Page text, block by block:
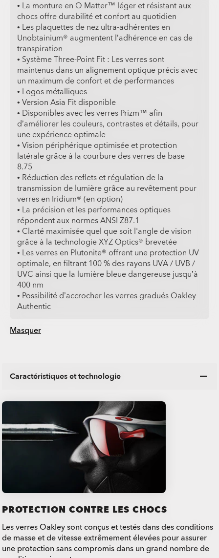
Masquer
• La monture en O Matter™ léger et résistant aux
chocs offre durabilité et confort au quotidien
• Les plaquettes de nez ultra-adhérentes en
Unobtainium® augmentent l’adhérence en cas de
transpiration
• Système Three-Point Fit : Les verres sont
maintenus dans un alignement optique précis avec
un maximum de confort et de performances
• Logos métalliques
• Version Asia Fit disponible
• Disponibles avec les verres Prizm™ afin
d’améliorer les couleurs, contrastes et détails, pour
une expérience optimale
• Vision périphérique optimisée et protection
latérale grâce à la courbure des verres de base
8.75
• Réduction des reflets et régulation de la
transmission de lumière grâce au revêtement pour
verres en Iridium® (en option)
• La précision et les performances optiques
répondent aux normes ANSI Z87.1
• Clarté maximisée quel que soit l'angle de vision
grâce à la technologie XYZ Optics® brevetée
• Les verres en Plutonite® offrent une protection UV
optimale, en filtrant 100 % des rayons UVA / UVB /
UVC ainsi que la lumière bleue dangereuse jusqu’à
400 nm
• Possibilité d’accrocher les verres gradués Oakley
Authentic
Caractéristiques et technologie
PROTECTION CONTRE LES CHOCS
Les verres Oakley sont conçus et testés dans des conditions
de masse et de vitesse extrêmement élevées pour assurer
une protection sans compromis dans un grand nombre de